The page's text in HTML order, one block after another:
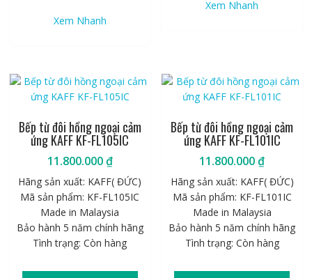
Xem Nhanh
Xem Nhanh
Bếp từ đôi hồng ngoại cảm
ứng KAFF KF-FL105IC
11.800.000₫
Hãng sản xuất: KAFF( ĐỨC)
Mã sản phẩm: KF-FL105IC
Made in Malaysia
Bảo hành 5 năm chính hãng
Tình trạng: Còn hàng
Bếp từ đôi hồng ngoại cảm
ứng KAFF KF-FL101IC
11.800.000₫
Hãng sản xuất: KAFF( ĐỨC)
Mã sản phẩm: KF-FL101IC
Made in Malaysia
Bảo hành 5 năm chính hãng
Tình trạng: Còn hàng